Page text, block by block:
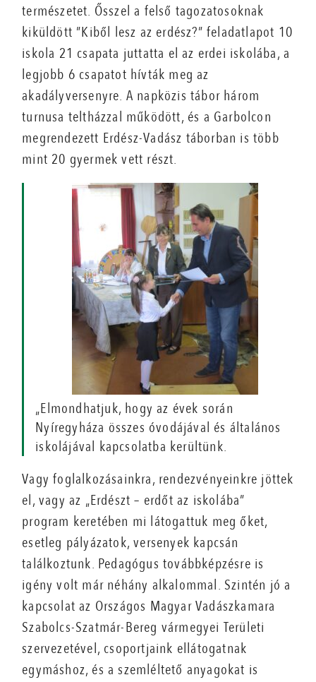
természetet. Ősszel a felső tagozatosoknak
kiküldött ”Kiből lesz az erdész?” feladatlapot 10
iskola 21 csapata juttatta el az erdei iskolába, a
legjobb 6 csapatot hívták meg az
akadályversenyre. A napközis tábor három
turnusa teltházzal működött, és a Garbolcon
megrendezett Erdész-Vadász táborban is több
mint 20 gyermek vett részt.
„Elmondhatjuk, hogy az évek során
Nyíregyháza összes óvodájával és általános
iskolájával kapcsolatba kerültünk.
Vagy foglalkozásainkra, rendezvényeinkre jöttek
el, vagy az „Erdészt – erdőt az iskolába”
program keretében mi látogattuk meg őket,
esetleg pályázatok, versenyek kapcsán
találkoztunk. Pedagógus továbbképzésre is
igény volt már néhány alkalommal. Szintén jó a
kapcsolat az Országos Magyar Vadászkamara
Szabolcs-Szatmár-Bereg vármegyei Területi
szervezetével, csoportjaink ellátogatnak
egymáshoz, és a szemléltető anyagokat is